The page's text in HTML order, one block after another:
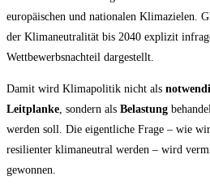
europäischen und nationalen Klimazielen.
der Klimaneutralität bis 2040 explizit
Wettbewerbsnachteil dargestellt.
Damit wird Klimapolitik nicht als
Leitplanke , sondern als Belastung
werden soll. Die eigentliche Frage – wie
resilienter klimaneutral werden – wird
gewonnen.